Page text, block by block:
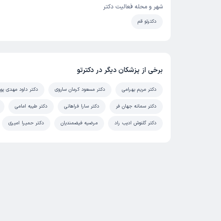
شهر و محله فعالیت دکتر
دکترتو قم
برخی از پزشکان دیگر در دکترتو
دکتر مریم بهرامی دکتر مسعود کرمان ساروی دکتر داود مهدی
دکتر سمانه جهان فر دکتر سارا فراهانی دکتر طیبه امامی
دکتر گلنوش ادیب راد مرضیه فیضمندیان دکتر حمیرا امیری